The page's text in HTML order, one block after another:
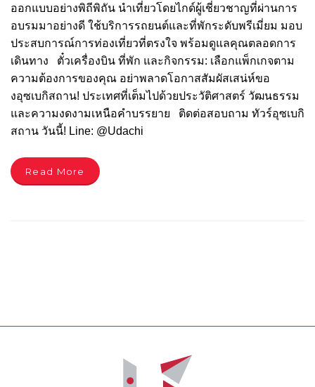
ออกแบบอย่างพิถีพิถัน นำเที่ยวโดยไกด์ผู้เชี่ยวชาญที่ผ่านการ
อบรมมาอย่างดี ใช้บริการรถยนต์และที่พักระดับพรีเมี่ยม มอบ
ประสบการณ์การท่องเที่ยวที่ตรงใจ พร้อมดูแลคุณตลอดการ
เดินทาง ตั๋วเครื่องบิน ที่พัก และกิจกรรม: เลือกแพ็กเกจตาม
ความต้องการของคุณ อย่าพลาดโอกาสสัมผัสเสน่ห์ขอ
งอุซเบกิสถาน! ประเทศที่เต็มไปด้วยประวัติศาสตร์ วัฒนธรรม
และความงดงามเหนือคำบรรยาย ติดต่อสอบถาม ทัวร์อุซเบกิ
สถาน วันนี้! Line: @Udachi
Read More